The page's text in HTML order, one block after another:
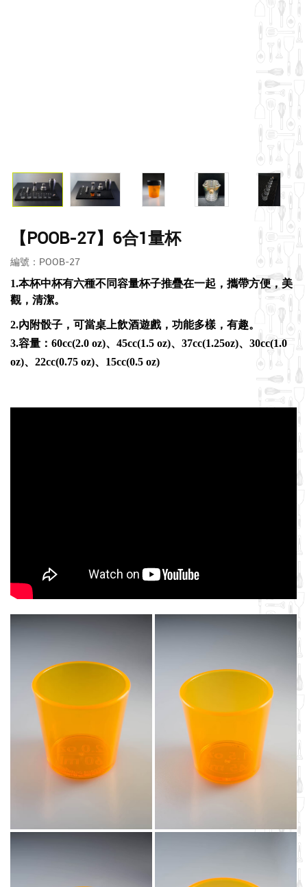
【POOB-27】6合1量杯
編號：POOB-27
1.本杯中杯有六種不同容量杯子推疊在一起，攜帶方便，美
觀，清潔。
2.內附骰子，可當桌上飲酒遊戲，功能多樣，有趣。
3.容量：60cc(2.0 oz)、45cc(1.5 oz)、37cc(1.25oz)、30cc(1.0
oz)、22cc(0.75 oz)、15cc(0.5 oz)